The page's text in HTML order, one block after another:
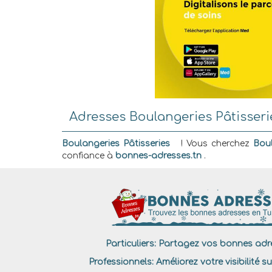
Adresses Boulangeries
Boulangeries Pâtisseries ! Vous cherchez
confiance à bonnes-adresses.tn .
Particuliers:Partagez vos bonnes
Professionnels:Améliorez votre visibilité